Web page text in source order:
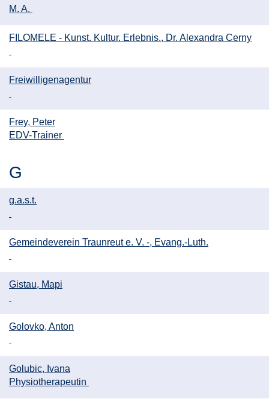
M. A.
FILOMELE - Kunst. Kultur. Erlebnis., Dr. Alexandra Cerny
Freiwilligenagentur
Frey, Peter
EDV-Trainer
G
g.a.s.t.
Gemeindeverein Traunreut e. V. -, Evang.-Luth.
Gistau, Mapi
Golovko, Anton
Golubic, Ivana
Physiotherapeutin